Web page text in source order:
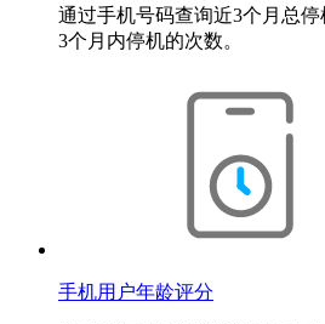
通过手机号码查询近3个月总
3个月内停机的次数。
手机用户年龄评分